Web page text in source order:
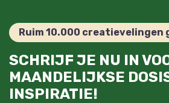
Ruim 10.000 creatievelingen
SCHRIJF JE NU IN
MAANDELIJKSE
INSPIRATIE!